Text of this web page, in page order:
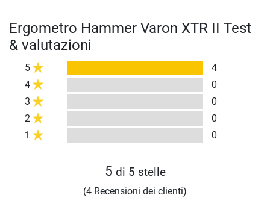
Ergometro Hammer Varon XTR II Test
& valutazioni
5
4
4
0
3
0
2
0
1
0
5 di 5 stelle
(4 Recensioni dei clienti)